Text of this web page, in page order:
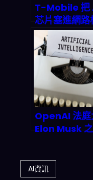
T-Mobile 把
芯片塞進網路
邊緣！低延遲
揭開序幕
OpenAI 法庭
Elon Musk 之
入的 2026 新局
AI資訊